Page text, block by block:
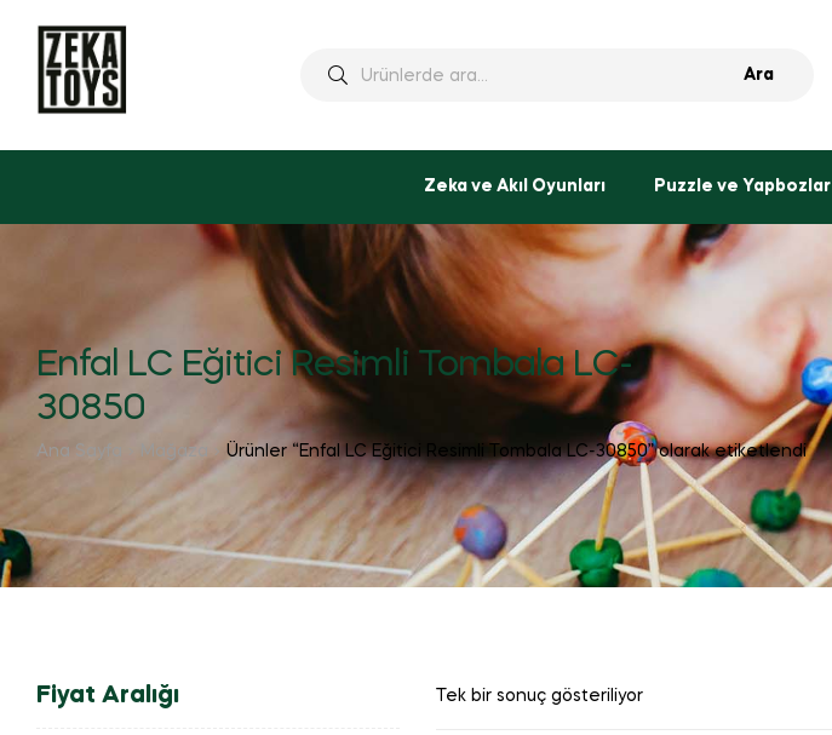
Ara
Zeka ve Akıl Oyunları Puzzle ve Yapbozlar
Enfal LC Eğitici Resimli Tombala LC-
30850
Ana Sayfa Mağaza Ürünler “Enfal LC Eğitici Resimli Tombala LC-30850” olarak etiketlendi
Tek bir sonuç gösteriliyor
Fiyat Aralığı